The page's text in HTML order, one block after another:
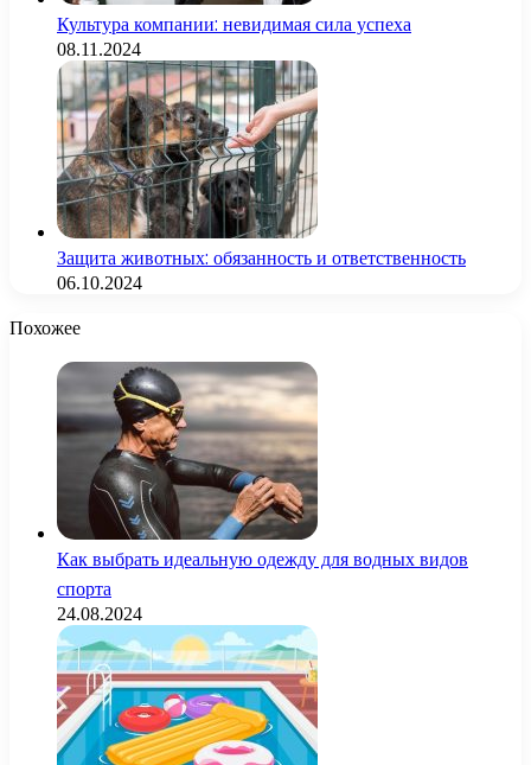
Культура компании: невидимая сила успеха
08.11.2024
Защита животных: обязанность и ответственность
06.10.2024
Похожее
Как выбрать идеальную одежду для водных видов
спорта
24.08.2024